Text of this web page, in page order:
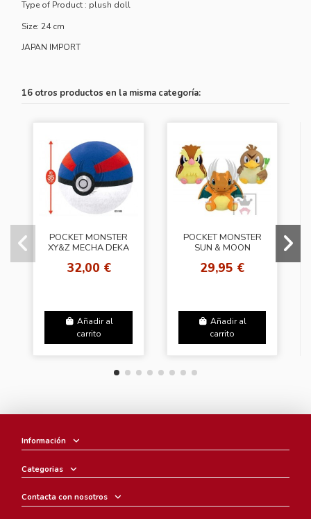
Type of Product : plush doll
Size: 24 cm
JAPAN IMPORT
16 otros productos en la misma categoría:
POCKET MONSTER
XY&Z MECHA DEKA
DOLL
32,00 €
Añadir al
carrito
POCKET MONSTER
SUN & MOON
PLUSH DOLL 38695
29,95 €
Añadir al
carrito
Información
Categorias
Contacta con nosotros